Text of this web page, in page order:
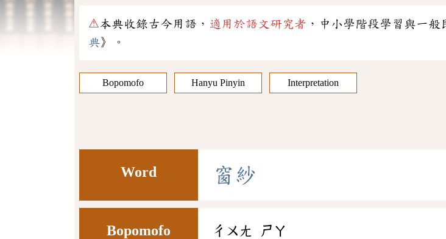
⚠本典收錄古今用語， 適用於語文研究者 ，中小學階段學習與一
典》。
Bopomofo Hanyu Pinyin Interpretation
Word 窗紗
Bopomofo ㄔㄨㄤ ㄕㄚ